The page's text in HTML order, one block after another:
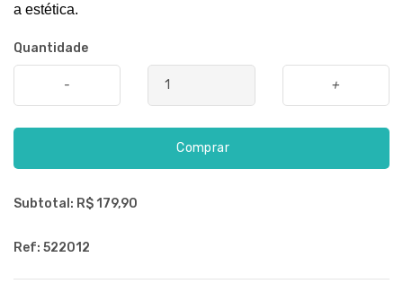
a estética.
Quantidade
- +
Comprar
Subtotal: R$ 179,90
Ref: 522012